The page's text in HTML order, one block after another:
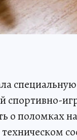
спортивно-
о поломках